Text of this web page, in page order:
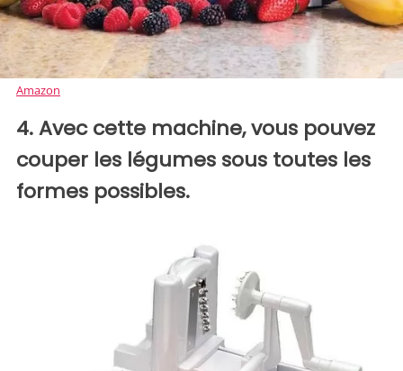
Amazon
4. Avec cette machine, vous pouvez
couper les légumes sous toutes les
formes possibles.